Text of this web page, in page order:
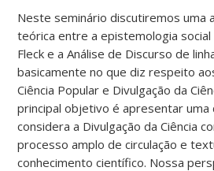
Neste seminário discutiremos uma
teórica entre a epistemologia social
Fleck e a Análise de Discurso de
basicamente no que diz respeito
Ciência Popular e Divulgação da
principal objetivo é apresentar uma
considera a Divulgação da Ciência
processo amplo de circulação e
conhecimento científico. Nossa